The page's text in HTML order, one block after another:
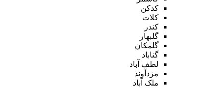
کدکن
کلات
کندر
گلبهار
گلمکان
گناباد
لطف آباد
مزدآوند
ملک آباد